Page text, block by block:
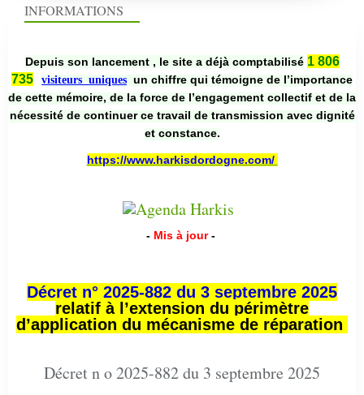
INFORMATIONS
Depuis son lancement , le site a déjà comptabilisé 1 806
735
visiteurs uniques un chiffre qui témoigne de l’importance
de cette mémoire, de la force de l’engagement collectif et de la
nécessité de continuer ce travail de transmission avec dignité
et constance.
https://www.harkisdordogne.com/
- Mis à jour -
Décret n° 2025-882 du 3 septembre 2025
relatif à l’extension du périmètre
d’application du mécanisme de réparation
Décret n o 2025-882 du 3 septembre 2025